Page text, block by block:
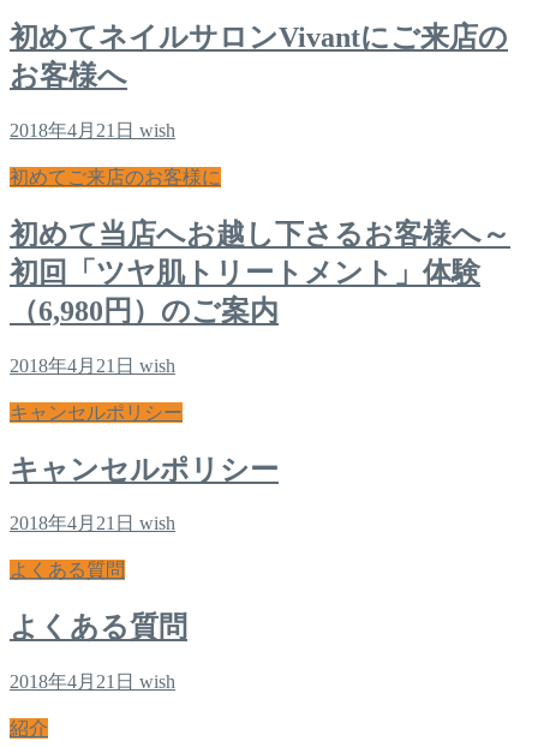
初めてネイルサロンVivantにご来店の
お客様へ
2018年4月21日 wish
初めてご来店のお客様に
初めて当店へお越し下さるお客様へ～
初回「ツヤ肌トリートメント」体験
（6,980円）のご案内
2018年4月21日 wish
キャンセルポリシー
キャンセルポリシー
2018年4月21日 wish
よくある質問
よくある質問
2018年4月21日 wish
紹介